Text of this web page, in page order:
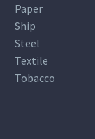
Paper
Ship
Steel
Textile
Tobacco